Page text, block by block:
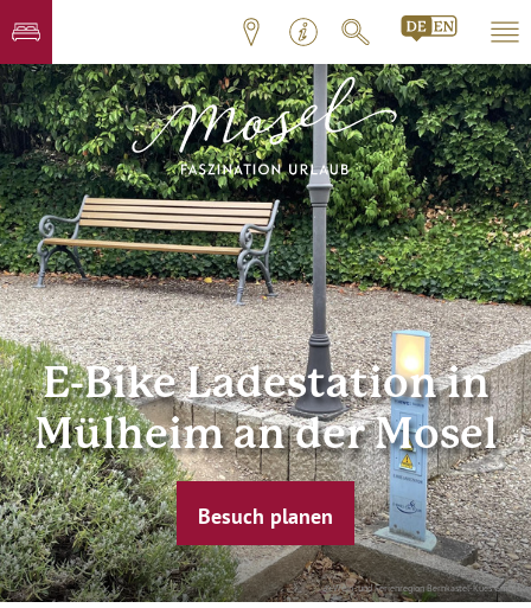
© Wein- und Ferienregion Bernkastel-Kues GmbH
E-Bike Ladestation in
Mülheim an der Mosel
Besuch planen